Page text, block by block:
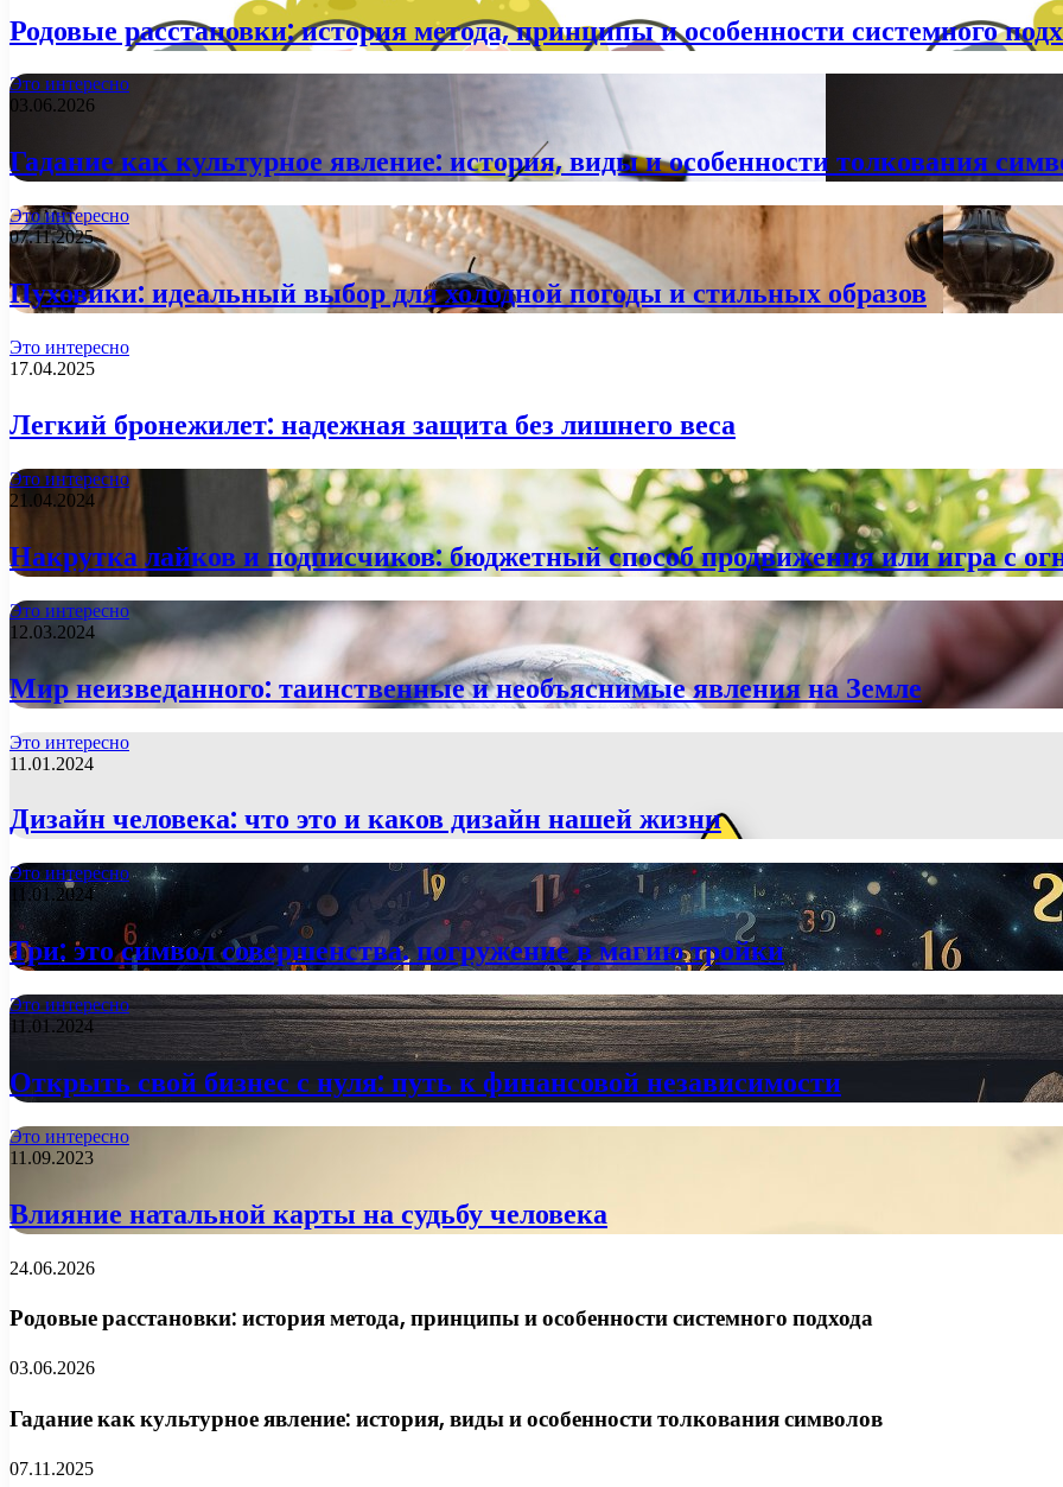
Родовые расстановки: история метода, принципы и особенности системного
Это интересно
03.06.2026
Гадание как культурное явление: история, виды и особенности толкования
Это интересно
07.11.2025
Пуховики: идеальный выбор для холодной погоды и стильных образов
Это интересно
17.04.2025
Легкий бронежилет: надежная защита без лишнего веса
Это интересно
21.04.2024
Накрутка лайков и подписчиков: бюджетный способ продвижения или игра с
Это интересно
12.03.2024
Мир неизведанного: таинственные и необъяснимые явления на Земле
Это интересно
11.01.2024
Дизайн человека: что это и каков дизайн нашей жизни
Это интересно
11.01.2024
Три: это символ совершенства. погружение в магию тройки
Это интересно
11.01.2024
Открыть свой бизнес с нуля: путь к финансовой независимости
Это интересно
11.09.2023
Влияние натальной карты на судьбу человека
24.06.2026
Родовые расстановки: история метода, принципы и особенности системного подхода
03.06.2026
Гадание как культурное явление: история, виды и особенности толкования символов
07.11.2025